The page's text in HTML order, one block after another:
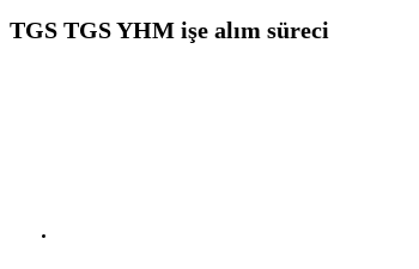
TGS TGS YHM işe alım süreci